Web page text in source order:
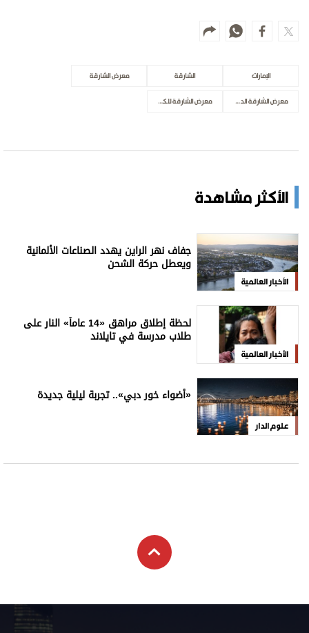
الإمارات الشارقة معرض الشارقة
معرض الشارقة الدولي للكتاب معرض الشارقة للكتاب
الأكثر مشاهدة
الأخبار العالمية
جفاف نهر الراين يهدد الصناعات الألمانية
ويعطل حركة الشحن
الأخبار العالمية
لحظة إطلاق مراهق «14 عاماً» النار على
طلاب مدرسة في تايلاند
علوم الدار
«أضواء خور دبي».. تجربة ليلية جديدة